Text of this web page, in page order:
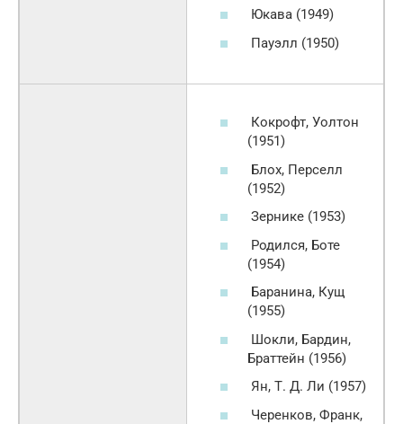
Юкава (1949)
Пауэлл (1950)
Кокрофт, Уолтон
(1951)
Блох, Перселл
(1952)
Зернике (1953)
Родился, Боте
(1954)
Баранина, Кущ
(1955)
Шокли, Бардин,
Браттейн (1956)
Ян, Т. Д. Ли (1957)
Черенков, Франк,